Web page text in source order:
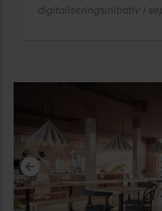
digitaliseringsinitiativ i